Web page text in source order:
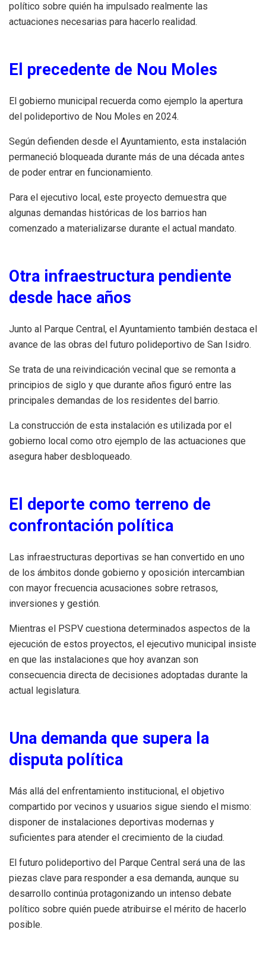
político sobre quién ha impulsado realmente las
actuaciones necesarias para hacerlo realidad.
El precedente de Nou Moles
El gobierno municipal recuerda como ejemplo la apertura
del polideportivo de Nou Moles en 2024.
Según defienden desde el Ayuntamiento, esta instalación
permaneció bloqueada durante más de una década antes
de poder entrar en funcionamiento.
Para el ejecutivo local, este proyecto demuestra que
algunas demandas históricas de los barrios han
comenzado a materializarse durante el actual mandato.
Otra infraestructura pendiente
desde hace años
Junto al Parque Central, el Ayuntamiento también destaca el
avance de las obras del futuro polideportivo de San Isidro.
Se trata de una reivindicación vecinal que se remonta a
principios de siglo y que durante años figuró entre las
principales demandas de los residentes del barrio.
La construcción de esta instalación es utilizada por el
gobierno local como otro ejemplo de las actuaciones que
asegura haber desbloqueado.
El deporte como terreno de
confrontación política
Las infraestructuras deportivas se han convertido en uno
de los ámbitos donde gobierno y oposición intercambian
con mayor frecuencia acusaciones sobre retrasos,
inversiones y gestión.
Mientras el PSPV cuestiona determinados aspectos de la
ejecución de estos proyectos, el ejecutivo municipal insiste
en que las instalaciones que hoy avanzan son
consecuencia directa de decisiones adoptadas durante la
actual legislatura.
Una demanda que supera la
disputa política
Más allá del enfrentamiento institucional, el objetivo
compartido por vecinos y usuarios sigue siendo el mismo:
disponer de instalaciones deportivas modernas y
suficientes para atender el crecimiento de la ciudad.
El futuro polideportivo del Parque Central será una de las
piezas clave para responder a esa demanda, aunque su
desarrollo continúa protagonizando un intenso debate
político sobre quién puede atribuirse el mérito de hacerlo
posible.